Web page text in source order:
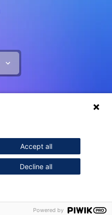
Accept all
Decline all
Powered by